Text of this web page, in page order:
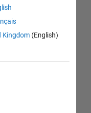
Kingdom(English)